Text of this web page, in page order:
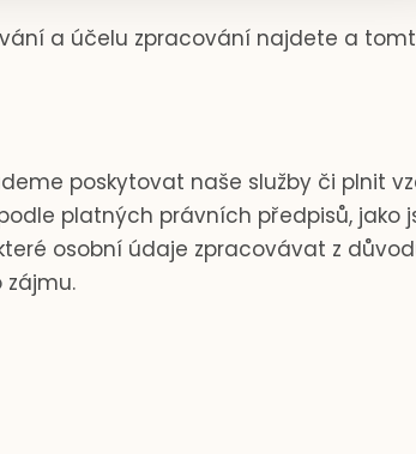
a účelu zpracování najdete a
poskytovat naše služby či plnit
platných právních předpisů, jako
osobní údaje zpracovávat z